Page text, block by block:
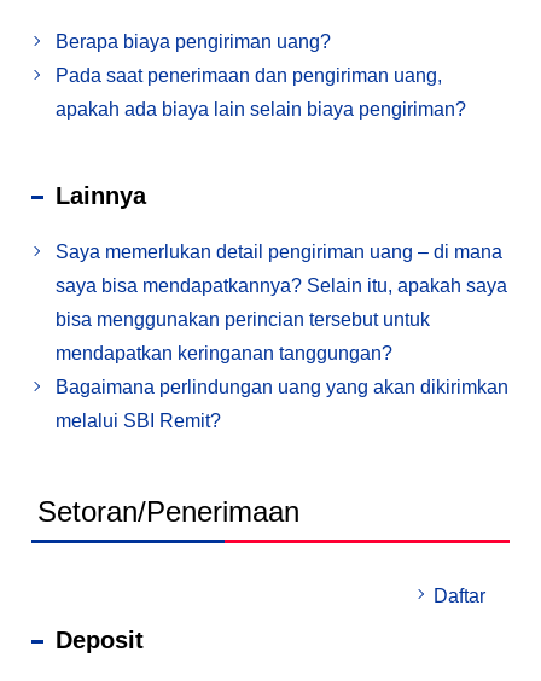
Berapa biaya pengiriman uang?
Pada saat penerimaan dan pengiriman uang,
apakah ada biaya lain selain biaya pengiriman?
Lainnya
Saya memerlukan detail pengiriman uang – di mana
saya bisa mendapatkannya? Selain itu, apakah saya
bisa menggunakan perincian tersebut untuk
mendapatkan keringanan tanggungan?
Bagaimana perlindungan uang yang akan dikirimkan
melalui SBI Remit?
Setoran/Penerimaan
Daftar
Deposit